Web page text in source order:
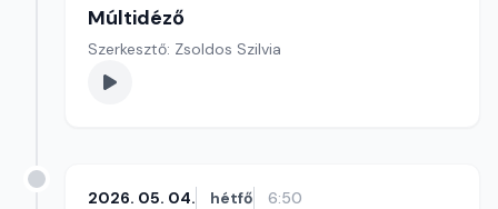
Múltidéző
Szerkesztő: Zsoldos Szilvia
2026. 05. 04. hétfő 6:50